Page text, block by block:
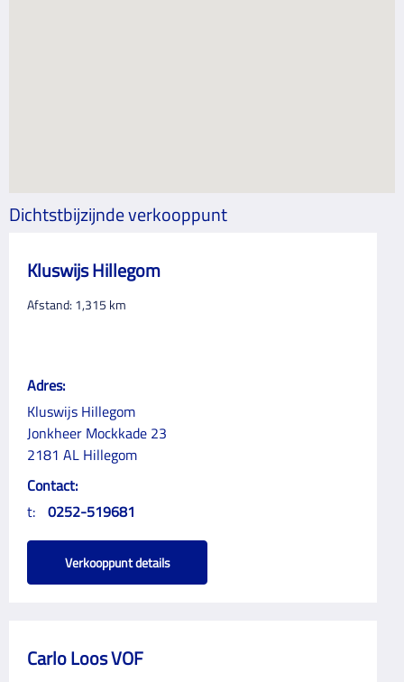
Dichtstbijzijnde verkooppunt
Kluswijs Hillegom
Afstand: 1,315 km
Adres:
Kluswijs Hillegom
Jonkheer Mockkade 23
2181 AL Hillegom
Contact:
t: 0252-519681
Verkooppunt details
Carlo Loos VOF